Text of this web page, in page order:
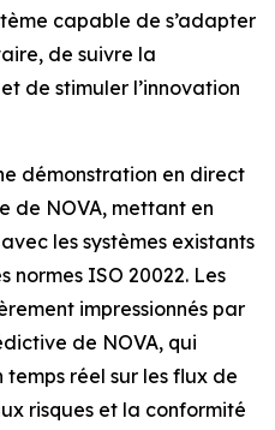
capable de s’adapter
de suivre la
de stimuler l’innovation
démonstration en direct
de NOVA, mettant en
les systèmes existants
ISO 20022. Les
impressionnés par
de NOVA, qui
réel sur les flux de
risques et la conformité